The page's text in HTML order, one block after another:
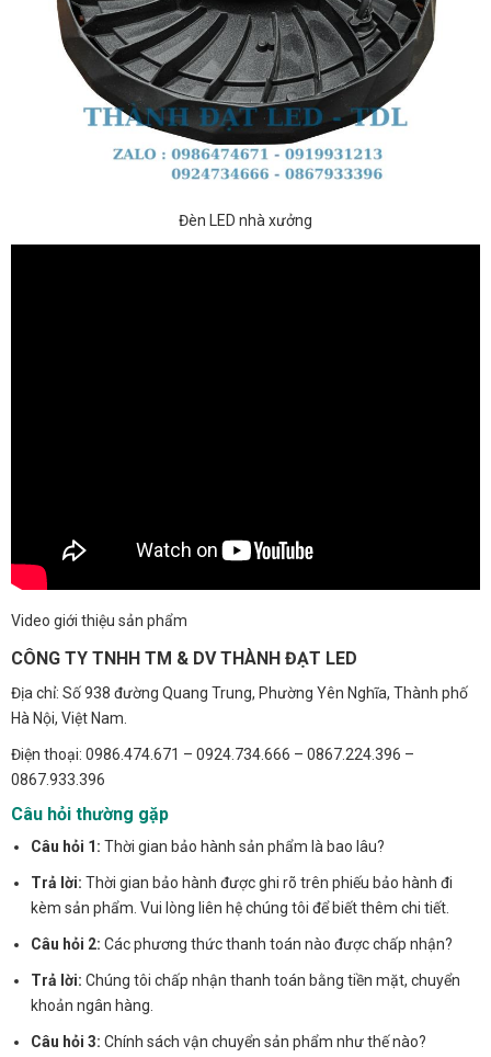
Đèn LED nhà xưởng
Video giới thiệu sản phẩm
CÔNG TY TNHH TM & DV THÀNH ĐẠT LED
Địa chỉ: Số 938 đường Quang Trung, Phường Yên Nghĩa, Thành phố
Hà Nội, Việt Nam.
Điện thoại: 0986.474.671 – 0924.734.666 – 0867.224.396 –
0867.933.396
Câu hỏi thường gặp
Câu hỏi 1: Thời gian bảo hành sản phẩm là bao lâu?
Trả lời: Thời gian bảo hành được ghi rõ trên phiếu bảo hành đi
kèm sản phẩm. Vui lòng liên hệ chúng tôi để biết thêm chi tiết.
Câu hỏi 2: Các phương thức thanh toán nào được chấp nhận?
Trả lời: Chúng tôi chấp nhận thanh toán bằng tiền mặt, chuyển
khoản ngân hàng.
Câu hỏi 3: Chính sách vận chuyển sản phẩm như thế nào?